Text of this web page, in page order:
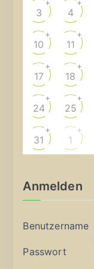
3
+
4
+
10
+
11
+
17
+
18
+
24
+
25
+
31
+
1
+
Anmelden
Benutzername
Passwort